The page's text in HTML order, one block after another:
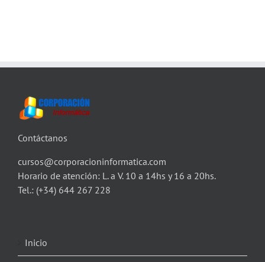
Contáctanos
cursos@corporacioninformatica.com
Horario de atención: L. a V. 10 a 14hs y 16 a 20hs.
Tel.: (+34) 644 267 228
Inicio